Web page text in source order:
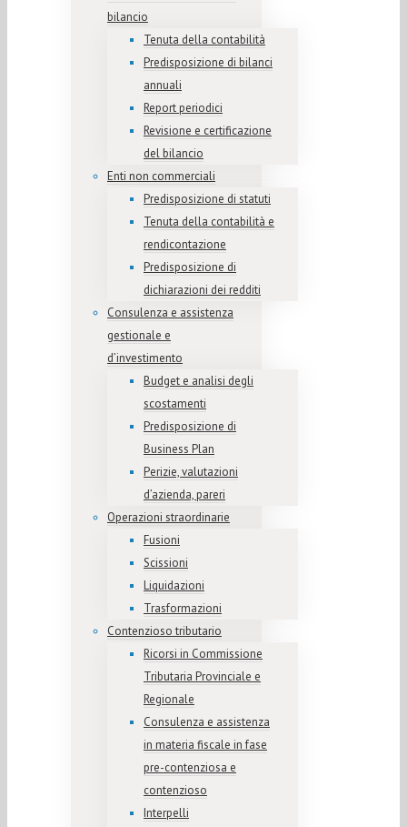
bilancio
Tenuta della contabilità
Predisposizione di bilanci
annuali
Report periodici
Revisione e certificazione
del bilancio
Enti non commerciali
Predisposizione di statuti
Tenuta della contabilità e
rendicontazione
Predisposizione di
dichiarazioni dei redditi
Consulenza e assistenza
gestionale e
d’investimento
Budget e analisi degli
scostamenti
Predisposizione di
Business Plan
Perizie, valutazioni
d’azienda, pareri
Operazioni straordinarie
Fusioni
Scissioni
Liquidazioni
Trasformazioni
Contenzioso tributario
Ricorsi in Commissione
Tributaria Provinciale e
Regionale
Consulenza e assistenza
in materia fiscale in fase
pre-contenziosa e
contenzioso
Interpelli